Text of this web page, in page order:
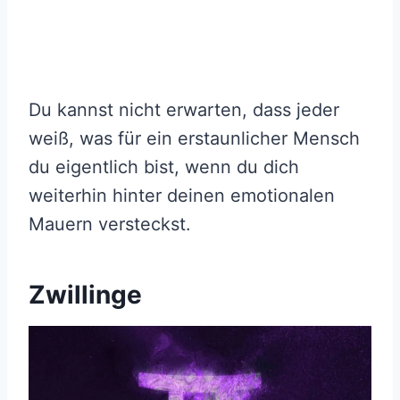
Du kannst nicht erwarten, dass jeder
weiß, was für ein erstaunlicher Mensch
du eigentlich bist, wenn du dich
weiterhin hinter deinen emotionalen
Mauern versteckst.
Zwillinge